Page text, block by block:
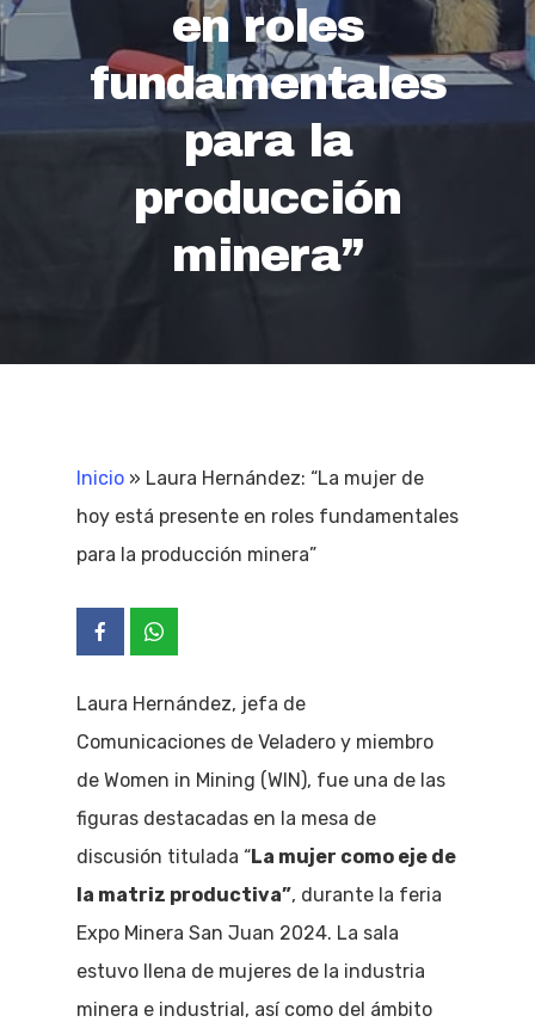
en roles
fundamentales
para la
producción
minera”
Inicio » Laura Hernández: “La mujer de
hoy está presente en roles fundamentales
para la producción minera”
Laura Hernández, jefa de
Comunicaciones de Veladero y miembro
de Women in Mining (WIN), fue una de las
figuras destacadas en la mesa de
discusión titulada “La mujer como eje de
la matriz productiva”, durante la feria
Expo Minera San Juan 2024. La sala
estuvo llena de mujeres de la industria
minera e industrial, así como del ámbito